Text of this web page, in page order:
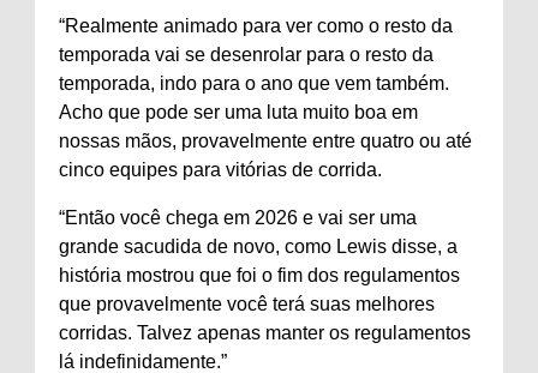
“Realmente animado para ver como o resto da
temporada vai se desenrolar para o resto da
temporada, indo para o ano que vem também.
Acho que pode ser uma luta muito boa em
nossas mãos, provavelmente entre quatro ou até
cinco equipes para vitórias de corrida.
“Então você chega em 2026 e vai ser uma
grande sacudida de novo, como Lewis disse, a
história mostrou que foi o fim dos regulamentos
que provavelmente você terá suas melhores
corridas. Talvez apenas manter os regulamentos
lá indefinidamente.”